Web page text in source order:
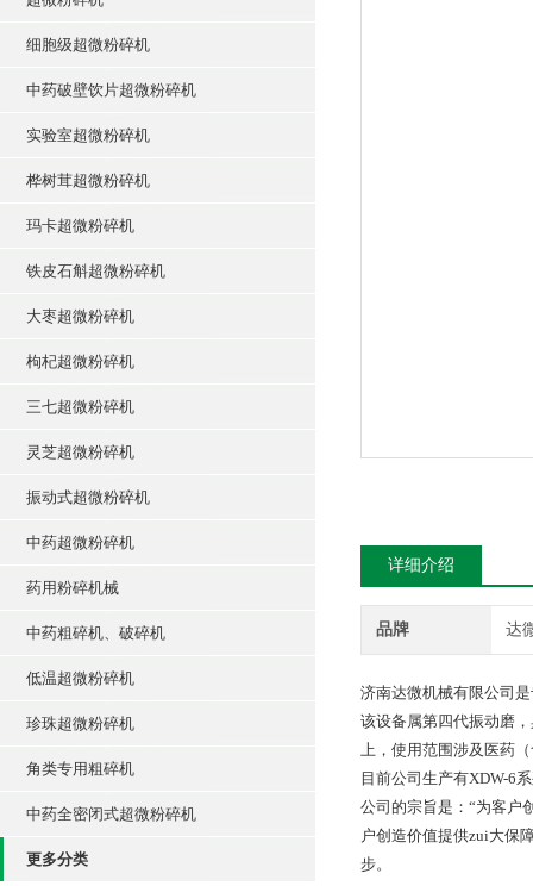
细胞级超微粉碎机
中药破壁饮片超微粉碎机
实验室超微粉碎机
桦树茸超微粉碎机
玛卡超微粉碎机
铁皮石斛超微粉碎机
大枣超微粉碎机
枸杞超微粉碎机
三七超微粉碎机
灵芝超微粉碎机
振动式超微粉碎机
中药超微粉碎机
药用粉碎机械
中药粗碎机、破碎机
低温超微粉碎机
珍珠超微粉碎机
角类专用粗碎机
中药全密闭式超微粉碎机
更多分类
详细介绍
品牌 达
济南达微机械有限公司
该设备属第四代振动磨
上，使用范围涉及医药
目前公司生产有XDW-6
公司的宗旨是：“为客户
户创造价值提供zui大保
步。